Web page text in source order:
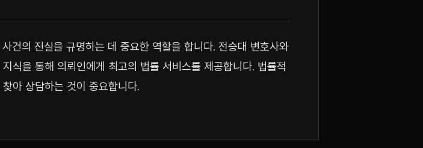
건의 진실을 규명하는 데 중요한 역할을 합니다. 전승대 변호사와
식을 통해 의뢰인에게 최고의 법률 서비스를 제공합니다. 법률적
아 상담하는 것이 중요합니다.